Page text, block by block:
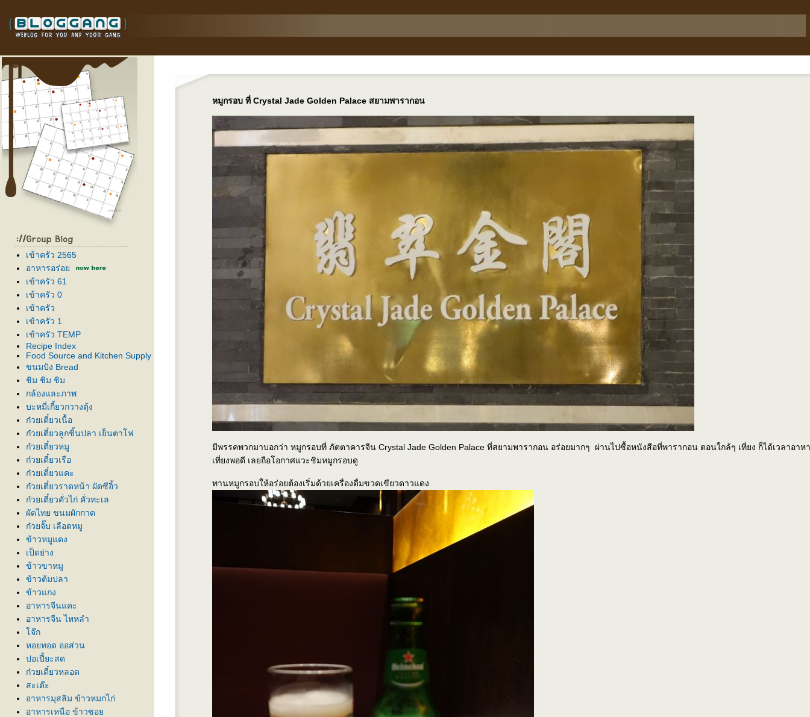
เข้าครัว 2565
อาหารอร่อ
เข้าครัว 61
เข้าครัว 0
เข้าครัว
เข้าครัว 1
เข้าครัว TEMP
Recipe Index
Food Source and Kitchen Supply
ขนมปัง Bread
ชิม ชิม ชิม
กล้องและภาพ
บะหมี่เกี้ยวกวางตุ้ง
ก๋วยเตี๋ยวเนื้อ
ก๋วยเตี๋ยวลูกชิ้นปลา เย็นตาโฟ
ก๋วยเตี๋ยวหมู
ก๋วยเตี๋ยวเรือ
ก๋วยเตี๋ยวแคะ
ก๋วยเตี๋ยวราดหน้า ผัดซีอิ้ว
ก๋วยเตี๋ยวคั่วไก่ คั่วทะเล
ผัดไทย ขนมผักกาด
ก๋วยจั๊บ เลือดหมู
ข้าวหมูแดง
เป็ดย่าง
ข้าวขาหมู
ข้าวต้มปลา
ข้าวแกง
อาหารจีนแคะ
อาหารจีน ไหหลำ
จ๊ก
หอยทอด ออส่วน
ปอเปี้ยะสด
ก๋วยเตี๋ยวหลอด
สะเต๊ะ
อาหารมุสลิม ข้าวหมกไก่
อาหารเหนือ ข้าวซอ
หมูกรอบ ที่ Crystal Jade Golden Palace สยามพารากอน
มีพรรคพวกมาบอกว่า หมูกรอบที่ ภัตตาคารจีน Crystal Jade Golden Palace ที่สยามพารากอน อร่อยมากๆ ผ่านไปซื้อหนังสือที่พารากอน ตอนใกล้ๆ เที่ยง ก็ได้เวลาอาห
เที่ยงพอดี เลยถือโอกาศแวะชิมหมูกรอบดู
ทานหมูกรอบให้อร่อยต้องเริ่มด้วยเครื่องดื่มขวดเขียวดาวแดง